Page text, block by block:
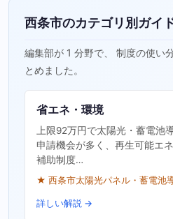
西条市のカテゴリ別ガイ
編集部が 1 分野で、 制度の使い
とめました。
省エネ・環境
上限92万円で太陽光・蓄電池
申請機会が多く、再生可能エ
補助制度…
★ 西条市太陽光パネル・蓄電池
詳しい解説 →